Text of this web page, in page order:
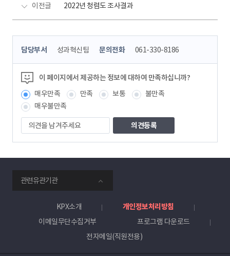
이전글 2022년 청렴도 조사결과
콘
츠
정
보
책
임
자
담당부서 성과혁신팀 문의전화 061-330-8186
이 페이지에서 제공하는 정보에 대하여 만족하십니까?
매우만족
만족 보통
불만족
매우불만족
의
견
을
겨
주
세
요
관련유관기관
KPX소개
개인정보처리방침
이메일무단수집거부
프로그램 다운로드
전자메일(직원전용)